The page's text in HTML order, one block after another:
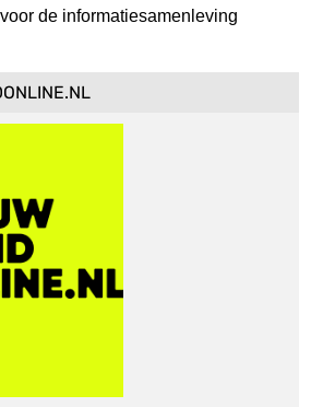
de informatiesamenleving